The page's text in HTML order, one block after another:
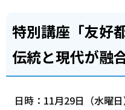
特別講座「友好
伝統と現代が融
日時：11月29日（水曜